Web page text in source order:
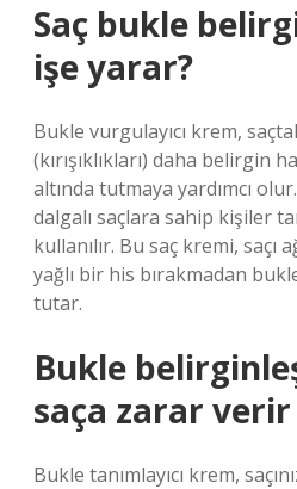
Saç bukle
işe yarar?
Bukle vurgulayıcı krem,
(kırışıklıkları) daha belirgin
altında tutmaya yardımcı
dalgalı saçlara sahip kişiler
kullanılır. Bu saç kremi, saçı
yağlı bir his bırakmadan
tutar.
Bukle
saça zarar
Bukle tanımlayıcı krem,